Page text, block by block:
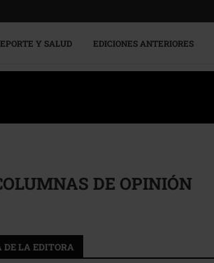
Y SALUD EDICIONES ANTERIORES
DE OPINIÓN
DE LA EDITORA